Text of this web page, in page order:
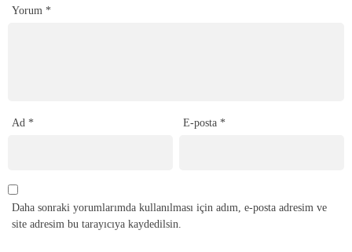
Yorum *
Ad * E-posta *
Daha sonraki yorumlarımda kullanılması için adım, e-posta adresim ve
site adresim bu tarayıcıya kaydedilsin.